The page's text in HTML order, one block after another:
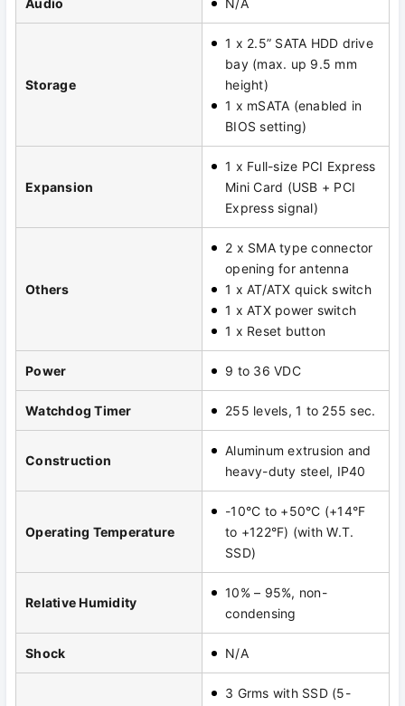
Audio N/A
Storage
1 x 2.5” SATA HDD drive
bay (max. up 9.5 mm
height)
1 x mSATA (enabled in
BIOS setting)
Expansion
1 x Full-size PCI Express
Mini Card (USB + PCI
Express signal)
Others
2 x SMA type connector
opening for antenna
1 x AT/ATX quick switch
1 x ATX power switch
1 x Reset button
Power 9 to 36 VDC
Watchdog Timer 255 levels, 1 to 255 sec.
Construction
Aluminum extrusion and
heavy-duty steel, IP40
Operating Temperature
-10°C to +50°C (+14°F
to +122°F) (with W.T.
SSD)
Relative Humidity
10% – 95%, non-
condensing
Shock N/A
3 Grms with SSD (5-